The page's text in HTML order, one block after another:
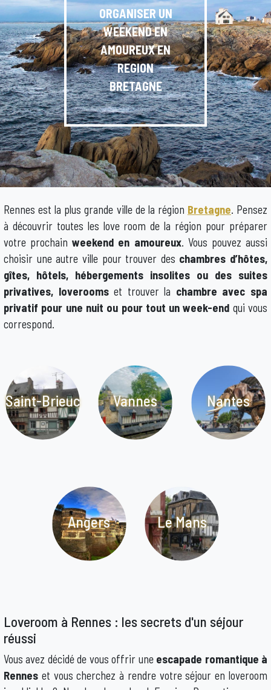
ORGANISER UN
WEEKEND EN
AMOUREUX EN
REGION
BRETAGNE
Rennes est la plus grande ville de la région Bretagne. Pensez
à découvrir toutes les love room de la région pour préparer
votre prochainweekend en amoureux. Vous pouvez aussi
choisir une autre ville pour trouver des chambres d’hôtes,
gîtes, hôtels, hébergements insolites ou des suites
privatives, loveroomset trouver la chambre avec spa
privatif pour une nuit ou pour tout un week-end qui vous
correspond.
Saint-Brieuc Vannes Nantes
Angers Le Mans
Loveroom à Rennes : les secrets d'un séjour
réussi
Vous avez décidé de vous offrir une escapade romantique à
Rennes et vous cherchez à rendre votre séjour en loveroom